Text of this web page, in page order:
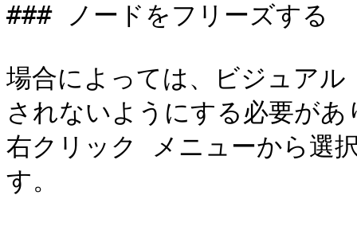
### ノードをフリーズする
場合によっては、ビジュア
されないようにする必要が
右クリック メニューから選
す。